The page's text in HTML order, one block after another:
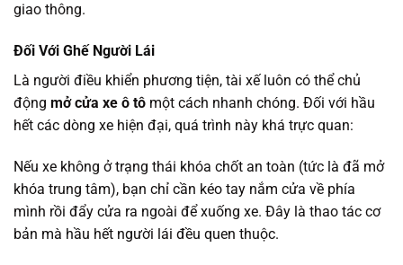
giao thông.
Đối Với Ghế Người Lái
Là người điều khiển phương tiện, tài xế luôn có thể chủ
động mở cửa xe ô tô một cách nhanh chóng. Đối với hầu
hết các dòng xe hiện đại, quá trình này khá trực quan:
Nếu xe không ở trạng thái khóa chốt an toàn (tức là đã mở
khóa trung tâm), bạn chỉ cần kéo tay nắm cửa về phía
mình rồi đẩy cửa ra ngoài để xuống xe. Đây là thao tác cơ
bản mà hầu hết người lái đều quen thuộc.